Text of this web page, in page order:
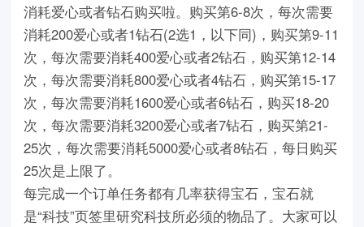
消耗爱心或者钻石购买啦。购买第6-8次，每次需要
消耗200爱心或者1钻石(2选1，以下同)，购买第9-11
次，每次需要消耗400爱心或者2钻石，购买第12-14
次，每次需要消耗800爱心或者4钻石，购买第15-17
次，每次需要消耗1600爱心或者6钻石，购买18-20
次，每次需要消耗3200爱心或者7钻石，购买第21-
25次，每次需要消耗5000爱心或者8钻石，每日购买
25次是上限了。
每完成一个订单任务都有几率获得宝石，宝石就
是“科技”页签里研究科技所必须的物品了。大家可以